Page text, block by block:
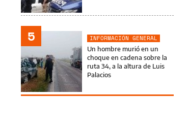
5
INFORMACIÓN GENERAL
Un hombre murió en un
choque en cadena sobre la
ruta 34, a la altura de Luis
Palacios